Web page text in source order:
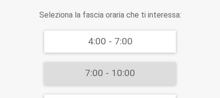
Seleziona la fascia oraria che ti interessa:
4:00 - 7:00
7:00 - 10:00